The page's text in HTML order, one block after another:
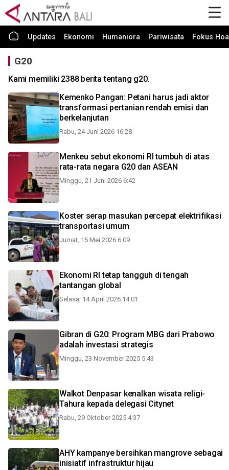
Updates Ekonomi Humaniora Pariwisata Fokus
G20
Kami memiliki 2388 berita tentang g20.
Kemenko Pangan: Petani harus jadi aktor
transformasi pertanian rendah emisi dan
berkelanjutan
Rabu, 24 Juni 2026 16:28
Menkeu sebut ekonomi RI tumbuh di atas
rata-rata negara G20 dan ASEAN
Minggu, 21 Juni 2026 6:42
Koster serap masukan percepat elektrifikasi
transportasi umum
Jumat, 15 Mei 2026 6:09
Ekonomi RI tetap tangguh di tengah
tantangan global
Selasa, 14 April 2026 14:01
Gibran di G20: Program MBG dari Prabowo
adalah investasi strategis
Minggu, 23 November 2025 5:43
Walkot Denpasar kenalkan wisata religi-
Tahura kepada delegasi Citynet
Rabu, 29 Oktober 2025 4:37
AHY kampanye bersihkan mangrove sebagai
inisiatif infrastruktur hijau